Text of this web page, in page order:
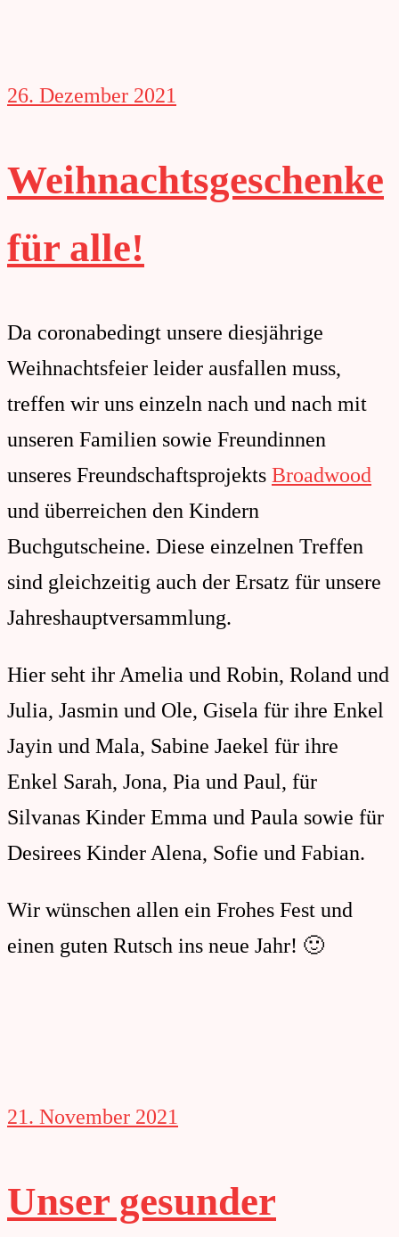
26. Dezember 2021
Weihnachtsgeschenke
für alle!
Da coronabedingt unsere diesjährige
Weihnachtsfeier leider ausfallen muss,
treffen wir uns einzeln nach und nach mit
unseren Familien sowie Freundinnen
unseres Freundschaftsprojekts Broadwood
und überreichen den Kindern
Buchgutscheine. Diese einzelnen Treffen
sind gleichzeitig auch der Ersatz für unsere
Jahreshauptversammlung.
Hier seht ihr Amelia und Robin, Roland und
Julia, Jasmin und Ole, Gisela für ihre Enkel
Jayin und Mala, Sabine Jaekel für ihre
Enkel Sarah, Jona, Pia und Paul, für
Silvanas Kinder Emma und Paula sowie für
Desirees Kinder Alena, Sofie und Fabian.
Wir wünschen allen ein Frohes Fest und
einen guten Rutsch ins neue Jahr! 🙂
21. November 2021
Unser gesunder